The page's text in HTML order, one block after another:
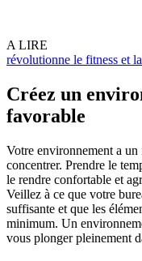
A LIRE
révolutionne le fitness et
Créez un
favorable
Votre environnement a
concentrer. Prendre le
le rendre confortable et
Veillez à ce que votre
suffisante et que les
minimum. Un
vous plonger pleinement